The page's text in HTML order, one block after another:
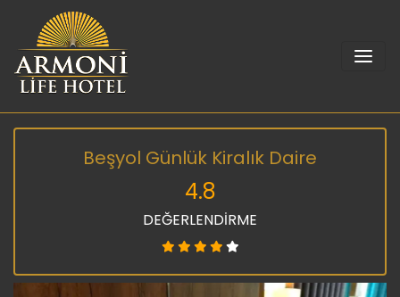
Beşyol Günlük Kiralık Daire
4.8
DEĞERLENDİRME